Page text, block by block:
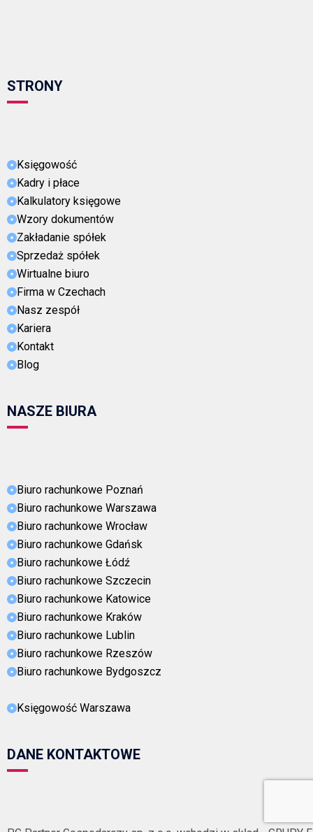
STRONY
Księgowość
Kadry i płace
Kalkulatory księgowe
Wzory dokumentów
Zakładanie spółek
Sprzedaż spółek
Wirtualne biuro
Firma w Czechach
Nasz zespół
Kariera
Kontakt
Blog
NASZE BIURA
Biuro rachunkowe Poznań
Biuro rachunkowe Warszawa
Biuro rachunkowe Wrocław
Biuro rachunkowe Gdańsk
Biuro rachunkowe Łódź
Biuro rachunkowe Szczecin
Biuro rachunkowe Katowice
Biuro rachunkowe Kraków
Biuro rachunkowe Lublin
Biuro rachunkowe Rzeszów
Biuro rachunkowe Bydgoszcz
Księgowość Warszawa
DANE KONTAKTOWE